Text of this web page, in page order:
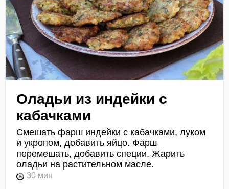
Оладьи из индейки с
кабачками
Смешать фарш индейки с кабачками, луком
и укропом, добавить яйцо. Фарш
перемешать, добавить специи. Жарить
оладьи на растительном масле.
30 мин